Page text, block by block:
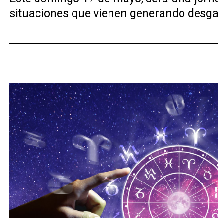
situaciones que vienen generando